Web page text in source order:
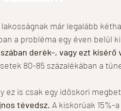
már legalább
a probléma egy éven belül
derék-, vagy ezt
80-85 százalékában a
ez is csak egy időskori
tévedsz. A kiskorúak 15%-